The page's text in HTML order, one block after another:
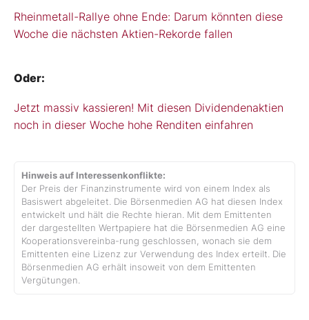
Rheinmetall-Rallye ohne Ende: Darum könnten diese
Woche die nächsten Aktien-Rekorde fallen
Oder:
Jetzt massiv kassieren! Mit diesen Dividendenaktien
noch in dieser Woche hohe Renditen einfahren
Hinweis auf Interessenkonflikte:
Der Preis der Finanzinstrumente wird von einem Index als
Basiswert abgeleitet. Die Börsenmedien AG hat diesen Index
entwickelt und hält die Rechte hieran. Mit dem Emittenten
der dargestellten Wertpapiere hat die Börsenmedien AG eine
Kooperationsvereinba-rung geschlossen, wonach sie dem
Emittenten eine Lizenz zur Verwendung des Index erteilt. Die
Börsenmedien AG erhält insoweit von dem Emittenten
Vergütungen.